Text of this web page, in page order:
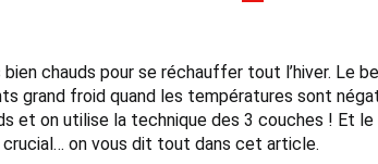
chauds pour se réchauffer tout l’hiver. Le
grand froid quand les températures sont
et on utilise la technique des 3 couches !
crucial… on vous dit tout dans cet article.